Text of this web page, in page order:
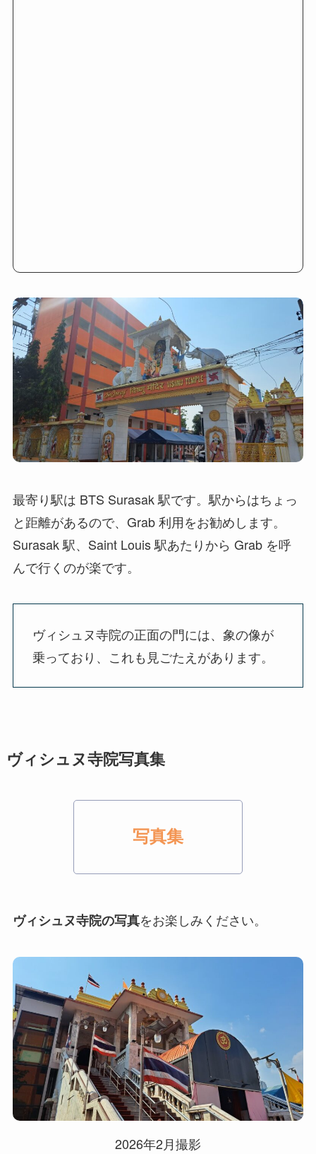
最寄り駅は BTS Surasak 駅です。駅からはちょっ
と距離があるので、Grab 利用をお勧めします。
Surasak 駅、Saint Louis 駅あたりから Grab を呼
んで行くのが楽です。
ヴィシュヌ寺院の正面の門には、象の像が
乗っており、これも見ごたえがあります。
ヴィシュヌ寺院写真集
写真集
ヴィシュヌ寺院の写真をお楽しみください。
2026年2月撮影